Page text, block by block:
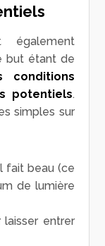
également
but étant de
potentiels.
simples sur
fait beau (ce
de lumière
entrer